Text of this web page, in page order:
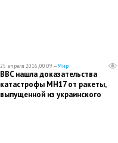
25 апреля 2016, 00:09 —Мир
BBC нашла доказательства
катастрофы МН17 от ракеты,
выпущенной из украинского